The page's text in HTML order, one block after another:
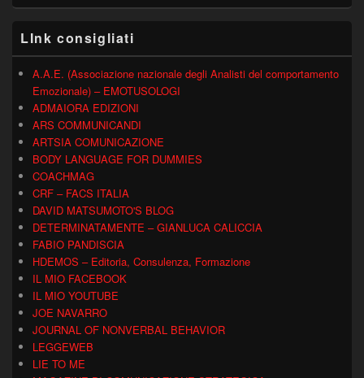
LInk consigliati
A.A.E. (Associazione nazionale degli Analisti del comportamento
Emozionale) – EMOTUSOLOGI
ADMAIORA EDIZIONI
ARS COMMUNICANDI
ARTSIA COMUNICAZIONE
BODY LANGUAGE FOR DUMMIES
COACHMAG
CRF – FACS ITALIA
DAVID MATSUMOTO'S BLOG
DETERMINATAMENTE – GIANLUCA CALICCIA
FABIO PANDISCIA
HDEMOS – Editoria, Consulenza, Formazione
IL MIO FACEBOOK
IL MIO YOUTUBE
JOE NAVARRO
JOURNAL OF NONVERBAL BEHAVIOR
LEGGEWEB
LIE TO ME